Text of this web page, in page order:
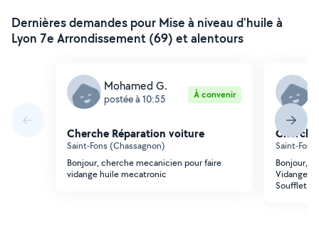
Dernières demandes pour Mise à niveau d'huile à
Lyon 7e Arrondissement (69) et alentours
Mohamed G.
postée à 10:55 À convenir
Cherche Réparation voiture
Saint-Fons (Chassagnon)
Bonjour, cherche mecanicien pour faire
vidange huile mecatronic
Saint-
Bonjour,
Vidange
Soufflet